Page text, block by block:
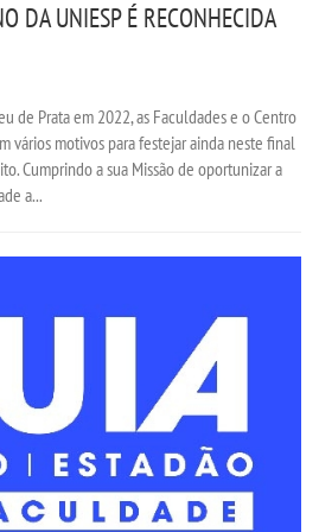
DA UNIESP É RECONHECIDA
de Prata em 2022, as Faculdades e o Centro
vários motivos para festejar ainda neste final
Cumprindo a sua Missão de oportunizar a
a...